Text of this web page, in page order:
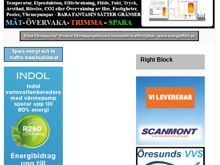
Right Block